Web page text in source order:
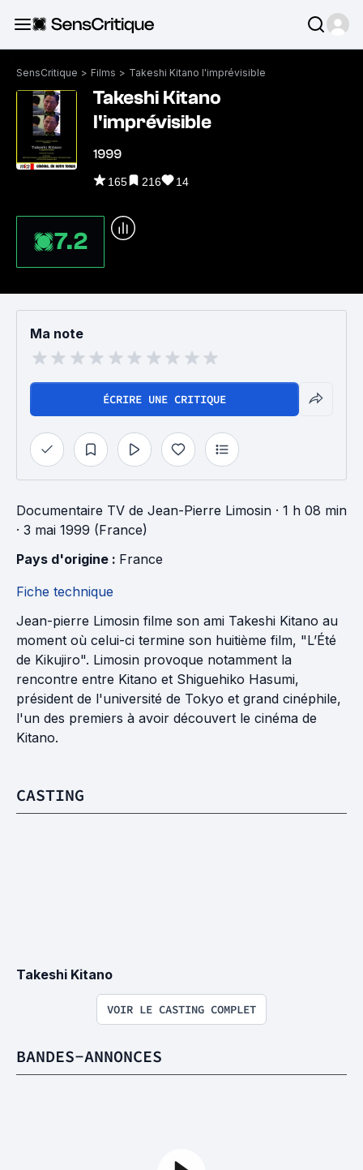
SensCritique > Films > Takeshi Kitano l'imprévisible
Takeshi Kitano
l'imprévisible
1999
165 216 14
7.2
Ma note
ÉCRIRE UNE CRITIQUE
Documentaire TV de Jean-Pierre Limosin · 1 h 08 min
· 3 mai 1999 (France)
Pays d'origine : France
Fiche technique
Jean-pierre Limosin filme son ami Takeshi Kitano au
moment où celui-ci termine son huitième film, "L’Été
de Kikujiro". Limosin provoque notamment la
rencontre entre Kitano et Shiguehiko Hasumi,
président de l'université de Tokyo et grand cinéphile,
l'un des premiers à avoir découvert le cinéma de
Kitano.
CASTING
Takeshi Kitano
VOIR LE CASTING COMPLET
BANDES-ANNONCES